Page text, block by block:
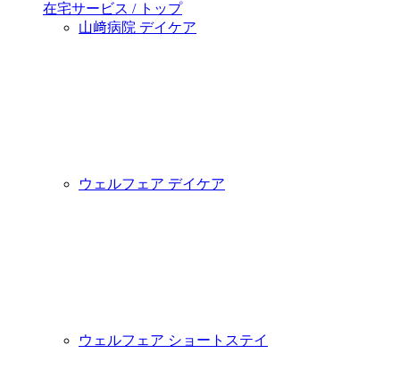
在宅サービス / トップ
山﨑病院 デイケア
ウェルフェア デイケア
ウェルフェア ショートステイ